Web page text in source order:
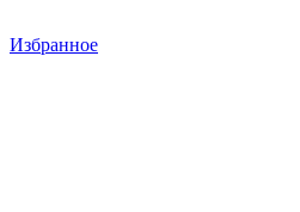
Избранное